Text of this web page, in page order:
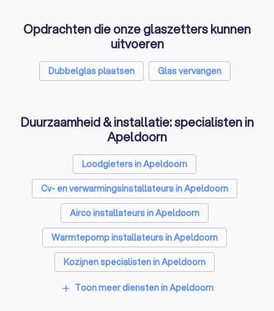
Opdrachten die onze glaszetters kunnen
uitvoeren
Dubbelglas plaatsen Glas vervangen
Duurzaamheid & installatie: specialisten in
Apeldoorn
Loodgieters in Apeldoorn
Cv- en verwarmingsinstallateurs in Apeldoorn
Airco installateurs in Apeldoorn
Warmtepomp installateurs in Apeldoorn
Kozijnen specialisten in Apeldoorn
Zonnepanelen-installateurs in Apeldoorn
add Toon meer diensten in Apeldoorn